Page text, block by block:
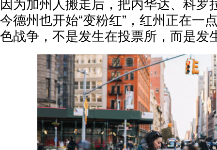
因为加州人搬走后，把内华达、科罗
今德州也开始“变粉红”，红州正在一
色战争，不是发生在投票所，而是发